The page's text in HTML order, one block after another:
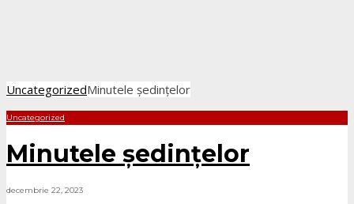
UncategorizedMinutele ședințelor
Uncategorized
Minutele ședințelor
decembrie 22, 2023